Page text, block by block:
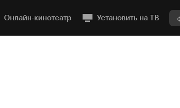
Онлайн-кинотеатр Установить на ТВ